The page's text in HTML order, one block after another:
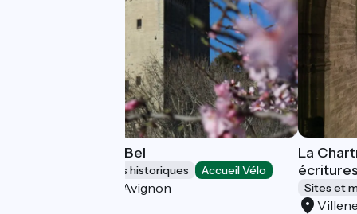
Tour Philippe-le-Bel
Sites et monuments historiques Accueil Vélo
Villeneuve-lès-Avignon
La
Sites et